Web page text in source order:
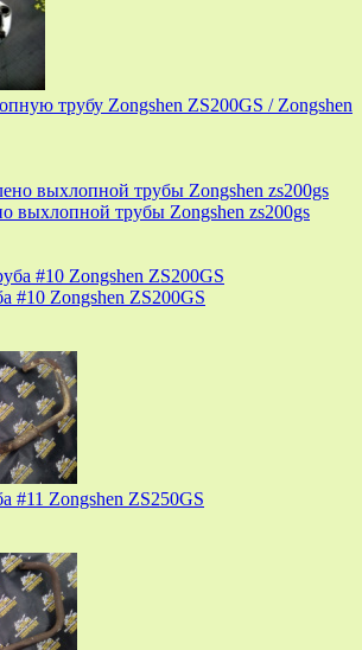
трубу Zongshen ZS200GS / Zongshen
выхлопной трубы Zongshen zs200gs
#10 Zongshen ZS200GS
#11 Zongshen ZS250GS